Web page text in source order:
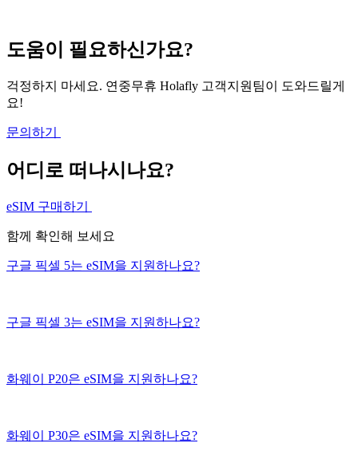
도움이 필요하신가요?
걱정하지 마세요. 연중무휴 Holafly 고객지원팀이 도와드릴게
요!
문의하기
어디로 떠나시나요?
eSIM 구매하기
함께 확인해 보세요
구글 픽셀 5는 eSIM을 지원하나요?
구글 픽셀 3는 eSIM을 지원하나요?
화웨이 P20은 eSIM을 지원하나요?
화웨이 P30은 eSIM을 지원하나요?